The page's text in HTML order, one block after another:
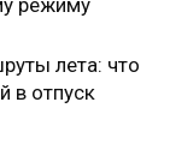
лета: что
в отпуск